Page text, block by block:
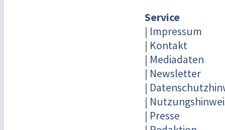
Service
| Impressum
| Kontakt
| Mediadaten
| Newsletter
|
|
| Presse